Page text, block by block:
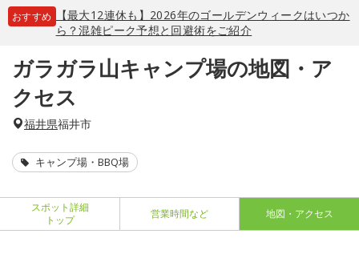
おすすめ
【最大12連休も】2026年のゴールデンウィークはいつか
ら？混雑ピーク予想と回避術をご紹介
ガラガラ山キャンプ場の地図・ア
クセス
福井県福井市
キャンプ場・BBQ場
スポット詳細
トップ
営業時間など 地図・アクセス